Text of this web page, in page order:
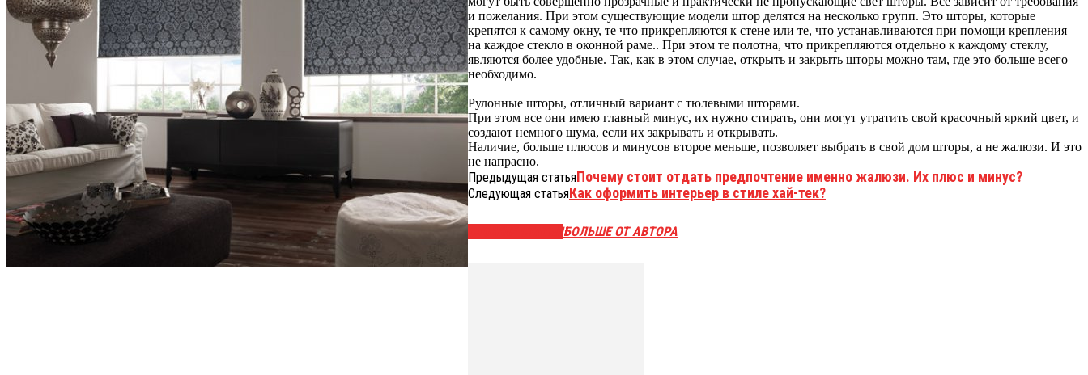
и пожелания. При этом существующие модели штор делятся на несколько групп. Это шторы, которые
крепятся к самому окну, те что прикрепляются к стене или те, что устанавливаются при помощи крепления
на каждое стекло в оконной раме.. При этом те полотна, что прикрепляются отдельно к каждому стеклу,
являются более удобные. Так, как в этом случае, открыть и закрыть шторы можно там, где это больше всего
необходимо.
Рулонные шторы, отличный вариант с тюлевыми шторами.
При этом все они имею главный минус, их нужно стирать, они могут утратить свой красочный яркий цвет, и
создают немного шума, если их закрывать и открывать.
Наличие, больше плюсов и минусов второе меньше, позволяет выбрать в свой дом шторы, а не жалюзи. И это
не напрасно.
Предыдущая статьяПочему стоит отдать предпочтение именно жалюзи. Их плюс и минус?
Следующая статьяКак оформить интерьер в стиле хай-тек?
БОЛЬШЕ ОТ АВТОРА